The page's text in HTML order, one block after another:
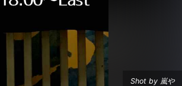
Shot by 嵐や